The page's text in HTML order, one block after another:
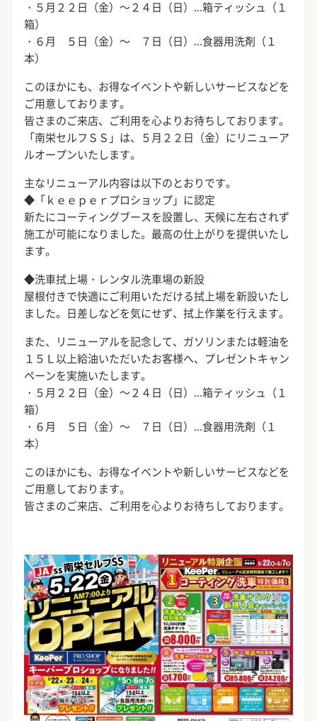
・５月２２日（金）～２４日（日）…箱ティッシュ（１
箱）
・６月 ５日（金）～ ７日（日）…食器用洗剤（１
本）
このほかにも、お得なイベントや新しいサービスなどを
ご用意しております。
皆さまのご来店、ご利用を心よりお待ちしております。
「南栄セルフＳＳ」は、５月２２日（金）にリニューア
ルオープンいたします。
主なリニューアル内容は以下のとおりです。
◆「ｋｅｅｐｅｒプロショップ」に認定
新たにコーティングブースを設置し、天候に左右されず
施工が可能になりました。最高の仕上がりを提供いたし
ます。
◆洗車拭上場・レンタル洗車場の新設
屋根付きで快適にご利用いただける拭上場を新設いたし
ました。日差しなどを気にせず、拭上作業を行えます。
また、リニューアルを記念して、ガソリンまたは軽油を
１５Ｌ以上給油いただいたお客様へ、プレゼントキャン
ペーンを実施いたします。
・５月２２日（金）～２４日（日）…箱ティッシュ（１
箱）
・６月 ５日（金）～ ７日（日）…食器用洗剤（１
本）
このほかにも、お得なイベントや新しいサービスなどを
ご用意しております。
皆さまのご来店、ご利用を心よりお待ちしております。